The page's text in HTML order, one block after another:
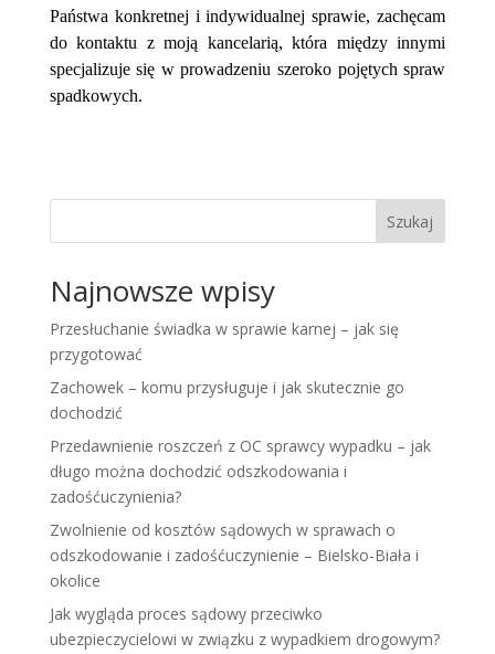
Państwa konkretnej i indywidualnej sprawie, zachęcam
do kontaktu z moją kancelarią, która między innymi
specjalizuje się w prowadzeniu szeroko pojętych spraw
spadkowych.
Szukaj
Najnowsze wpisy
Przesłuchanie świadka w sprawie karnej – jak się
przygotować
Zachowek – komu przysługuje i jak skutecznie go
dochodzić
Przedawnienie roszczeń z OC sprawcy wypadku – jak
długo można dochodzić odszkodowania i
zadośćuczynienia?
Zwolnienie od kosztów sądowych w sprawach o
odszkodowanie i zadośćuczynienie – Bielsko-Biała i
okolice
Jak wygląda proces sądowy przeciwko
ubezpieczycielowi w związku z wypadkiem drogowym?